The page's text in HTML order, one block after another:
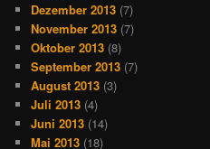
Dezember 2013 (7)
November 2013 (7)
Oktober 2013 (8)
September 2013 (7)
August 2013 (3)
Juli 2013 (4)
Juni 2013 (14)
Mai 2013 (18)